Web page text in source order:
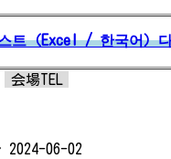
트（Excel / 한국어）
会場TEL
2024-06-02